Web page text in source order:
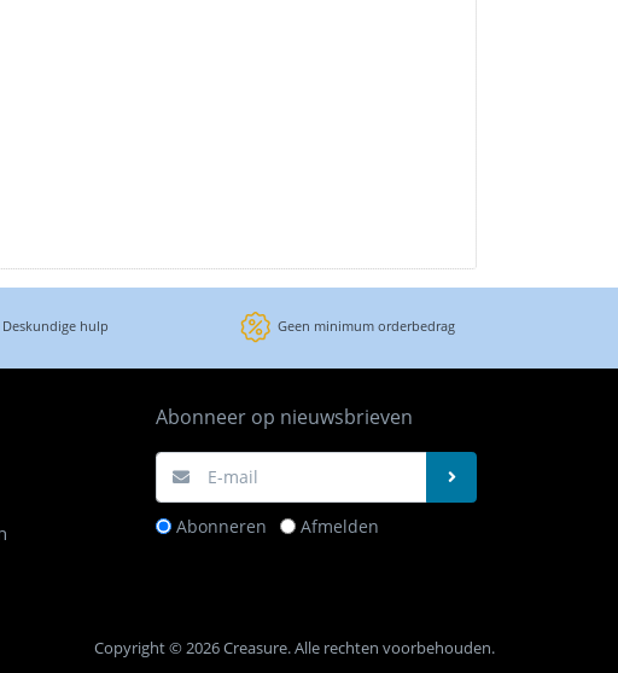
Deskundige hulp Geen minimum orderbedrag
Abonneer op nieuwsbrieven
Abonneren Afmelden
Copyright © 2026 Creasure. Alle rechten voorbehouden.